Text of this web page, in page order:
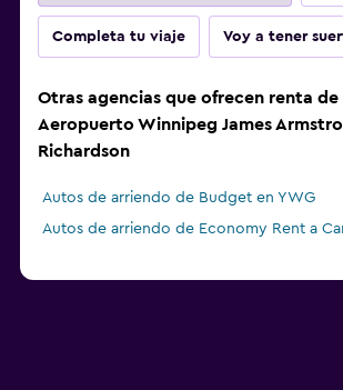
Completa tu viaje Voy a tener
Otras agencias que ofrecen renta de
Aeropuerto Winnipeg James
Richardson
Autos de arriendo de Budget en YWG
Autos de arriendo de Economy Rent a